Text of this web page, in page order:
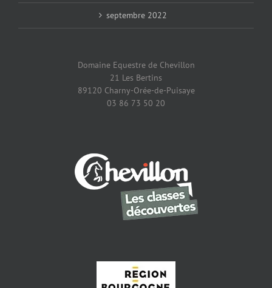
septembre 2022
Domaine Equestre de Chevillon
21 Les Bertins
89120 Charny-Orée-de-Puisaye
03 86 73 50 20